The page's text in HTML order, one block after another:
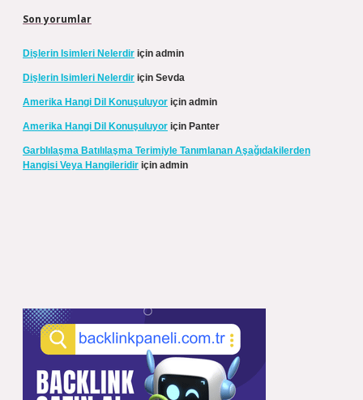
Son yorumlar
Dişlerin Isimleri Nelerdir için admin
Dişlerin Isimleri Nelerdir için Sevda
Amerika Hangi Dil Konuşuluyor için admin
Amerika Hangi Dil Konuşuluyor için Panter
Garblılaşma Batılılaşma Terimiyle Tanımlanan Aşağıdakilerden
Hangisi Veya Hangileridir için admin